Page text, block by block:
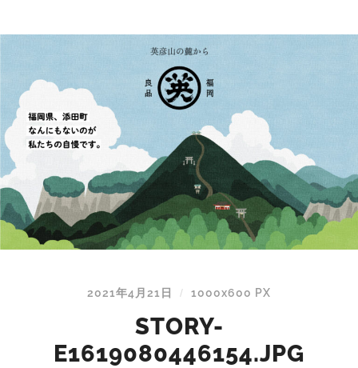
2021年4月21日 / 1000x600 PX
STORY-
E1619080446154.JPG